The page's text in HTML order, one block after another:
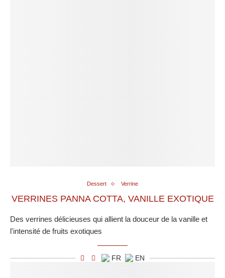
Dessert Verrine
VERRINES PANNA COTTA, VANILLE EXOTIQUE
Des verrines délicieuses qui allient la douceur de la vanille et
l'intensité de fruits exotiques
FR EN